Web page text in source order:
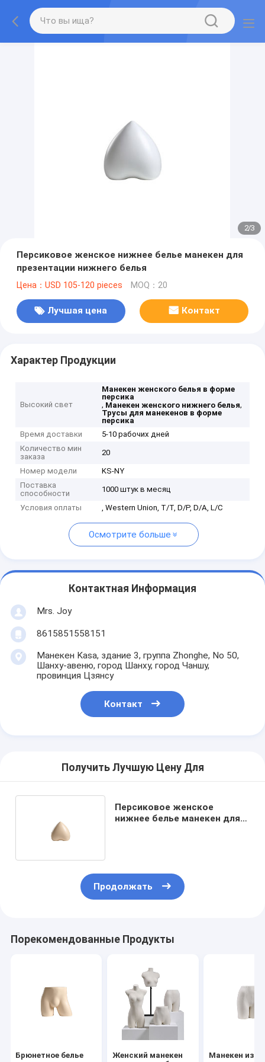
2/3
Персиковое женское нижнее белье манекен для
презентации нижнего белья
Цена：USD 105-120 pieces MOQ：20
Лучшая цена Контакт
Характер Продукции
Высокий свет
Манекен женского белья в форме
персика
, Манекен женского нижнего белья,
Трусы для манекенов в форме
персика
Время доставки
5-10 рабочих дней
Количество мин
заказа
20
Номер модели
KS-NY
Поставка
способности
1000 штук в месяц
Условия оплаты , Western Union, T/T, D/P, D/A, L/C
Осмотрите больше
Контактная Информация
Mrs. Joy
8615851558151
Манекен Kasa, здание 3, группа Zhonghe, No 50,
Шанху-авеню, город Шанху, город Чаншу,
провинция Цзянсу
Контакт
Получить Лучшую Цену Для
Персиковое женское
нижнее белье манекен для
Продолжать
Порекомендованные Продукты
Брюнетное белье
Женский манекен
Манекен из